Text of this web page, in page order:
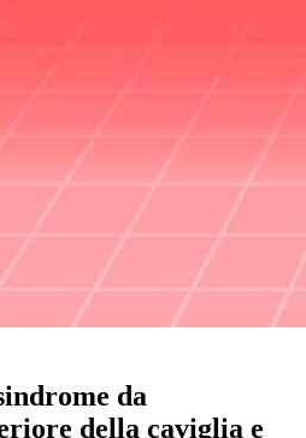
da
della caviglia e